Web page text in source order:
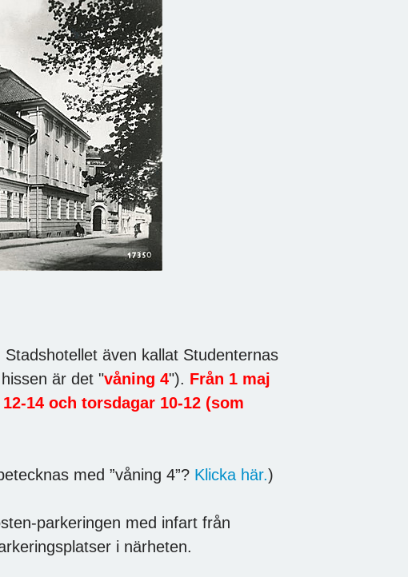
även kallat Studenternas
är det "våning 4"). Från 1 maj
14 och torsdagar 10-12 (som
med ”våning 4”? Klicka här.)
parkeringen med infart från
i närheten.